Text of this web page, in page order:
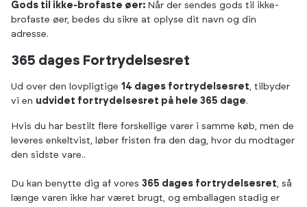
Gods til ikke-brofaste øer: Når der sendes gods til ikke-
brofaste øer, bedes du sikre at oplyse dit navn og din
adresse.
365 dages Fortrydelsesret
Ud over den lovpligtige 14 dages fortrydelsesret, tilbyder
vi en udvidet fortrydelsesret på hele 365 dage.
Hvis du har bestilt flere forskellige varer i samme køb, men de
leveres enkeltvist, løber fristen fra den dag, hvor du modtager
den sidste vare..
Du kan benytte dig af vores 365 dages fortrydelsesret, så
længe varen ikke har været brugt, og emballagen stadig er